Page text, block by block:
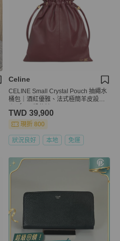
Celine
CELINE Small Crystal Pouch 抽繩水
桶包｜酒紅優雅、法式極簡羊皮設計
TWD 39,900
現折 800
狀況良好 本地 免運